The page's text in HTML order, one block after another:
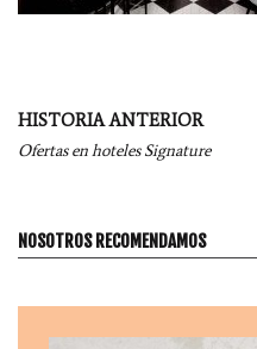
Navegación
por
HISTORIA ANTERIOR
Ofertas en hoteles Signature
NOSOTROS RECOMENDAMOS